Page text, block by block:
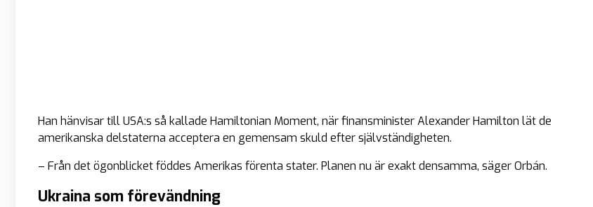
Han hänvisar till USA:s så kallade Hamiltonian Moment, när finansminister Alexander Hamilton lät de
amerikanska delstaterna acceptera en gemensam skuld efter självständigheten.
– Från det ögonblicket föddes Amerikas förenta stater. Planen nu är exakt densamma, säger Orbán.
Ukraina som förevändning